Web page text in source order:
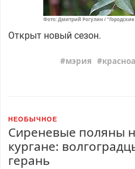
Фото: Дмитрий Рогулин / "Городские
Открыт новый сезон.
мэрия
НЕОБЫЧНОЕ
Сиреневые поляны
кургане:
герань